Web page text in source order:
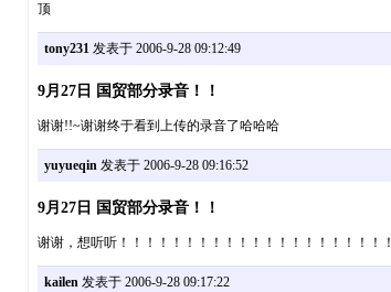
顶
tony231发表于 2006-9-28 09:12:49
9月27日 国贸部分录音！！
谢谢!!~谢谢终于看到上传的录音了哈哈哈
yuyueqin发表于 2006-9-28 09:16:52
9月27日 国贸部分录音！！
谢谢，想听听！！！！！！！！！！！！！！！！！！！！！
kailen发表于 2006-9-28 09:17:22